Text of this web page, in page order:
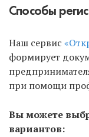
Способы
Наш сервис
формирует
при помощи
Вы можете
вариантов: